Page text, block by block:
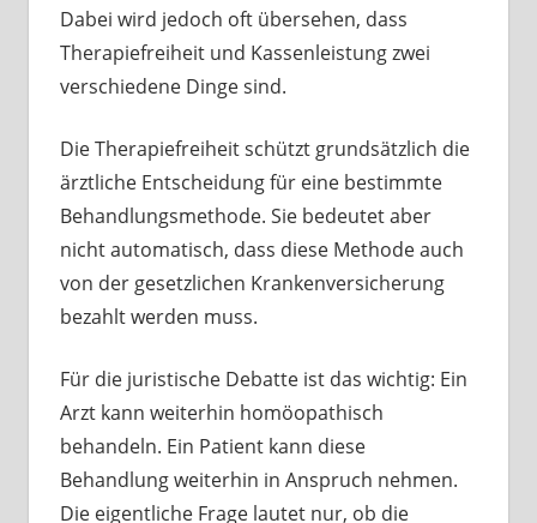
Dabei wird jedoch oft übersehen, dass
Therapiefreiheit und Kassenleistung zwei
verschiedene Dinge sind.
Die Therapiefreiheit schützt grundsätzlich die
ärztliche Entscheidung für eine bestimmte
Behandlungsmethode. Sie bedeutet aber
nicht automatisch, dass diese Methode auch
von der gesetzlichen Krankenversicherung
bezahlt werden muss.
Für die juristische Debatte ist das wichtig: Ein
Arzt kann weiterhin homöopathisch
behandeln. Ein Patient kann diese
Behandlung weiterhin in Anspruch nehmen.
Die eigentliche Frage lautet nur, ob die